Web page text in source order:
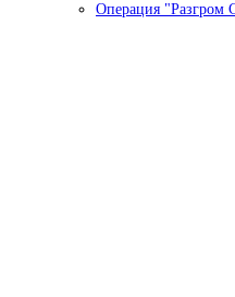
Операция "Разгром